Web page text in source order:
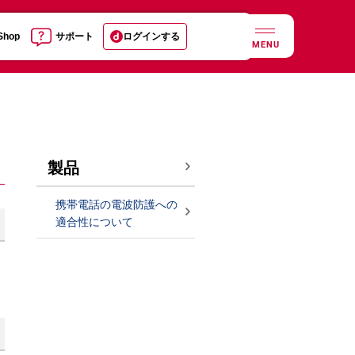
サポート ログインする
MENU
製品
携帯電話の電波防護への
適合性について